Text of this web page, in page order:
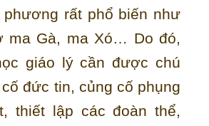
rất phổ biến như
ma Gà, ma Xó… Do đó,
giáo lý cần được chú
đức tin, củng cố phụng
thiết lập các đoàn thể,